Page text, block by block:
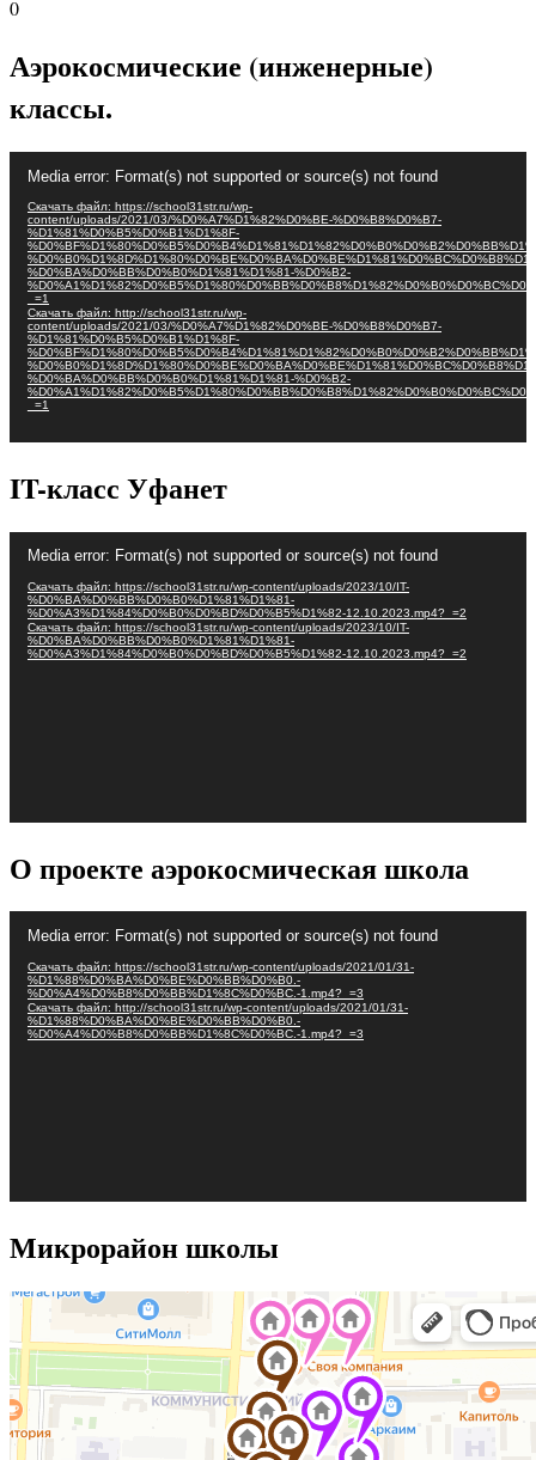
0
Аэрокосмические (инженерные)
классы.
Media error: Format(s) not supported or source(s) not found
Скачать файл: https://school31str.ru/wp-
content/uploads/2021/03/%D0%A7%D1%82%D0%BE-%D0%B8%D0%B7-
%D1%81%D0%B5%D0%B1%D1%8F-
%D0%BA%D0%BB%D0%B0%D1%81%D1%81-%D0%B2-
_=1
Скачать файл: http://school31str.ru/wp-
content/uploads/2021/03/%D0%A7%D1%82%D0%BE-%D0%B8%D0%B7-
%D1%81%D0%B5%D0%B1%D1%8F-
%D0%BA%D0%BB%D0%B0%D1%81%D1%81-%D0%B2-
_=1
IT-класс Уфанет
Видеоплеер
Media error: Format(s) not supported or source(s) not found
Скачать файл: https://school31str.ru/wp-content/uploads/2023/10/IT-
%D0%BA%D0%BB%D0%B0%D1%81%D1%81-
%D0%A3%D1%84%D0%B0%D0%BD%D0%B5%D1%82-12.10.2023.mp4?_=2
Скачать файл: https://school31str.ru/wp-content/uploads/2023/10/IT-
%D0%BA%D0%BB%D0%B0%D1%81%D1%81-
%D0%A3%D1%84%D0%B0%D0%BD%D0%B5%D1%82-12.10.2023.mp4?_=2
О проекте аэрокосмическая школа
Видеоплеер
Media error: Format(s) not supported or source(s) not found
Скачать файл: https://school31str.ru/wp-content/uploads/2021/01/31-
%D1%88%D0%BA%D0%BE%D0%BB%D0%B0.-
%D0%A4%D0%B8%D0%BB%D1%8C%D0%BC.-1.mp4?_=3
Скачать файл: http://school31str.ru/wp-content/uploads/2021/01/31-
%D1%88%D0%BA%D0%BE%D0%BB%D0%B0.-
%D0%A4%D0%B8%D0%BB%D1%8C%D0%BC.-1.mp4?_=3
Микрорайон школы